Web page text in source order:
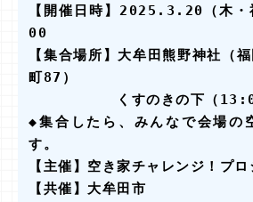
【開催日時】2025.3.20（木
00
【集合場所】大牟田熊野神社（
町87）
くすのきの下（13:00
◆集合したら、みんなで会場の
す。
【主催】空き家チャレンジ！プロ
【共催】大牟田市